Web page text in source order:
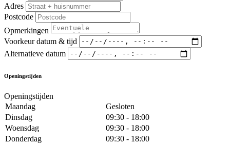
Adres
Postcode
Opmerkingen
Voorkeur datum & tijd
Alternatieve datum
Openingstijden
Openingstijden
Maandag
Gesloten
Dinsdag
09:30 - 18:00
Woensdag
09:30 - 18:00
Donderdag
09:30 - 18:00